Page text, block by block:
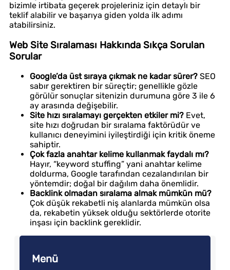
bizimle irtibata geçerek projeleriniz için detaylı bir
teklif alabilir ve başarıya giden yolda ilk adımı
atabilirsiniz.
Web Site Sıralaması Hakkında Sıkça Sorulan
Sorular
Google’da üst sıraya çıkmak ne kadar sürer? SEO
sabır gerektiren bir süreçtir; genellikle gözle
görülür sonuçlar sitenizin durumuna göre 3 ile 6
ay arasında değişebilir.
Site hızı sıralamayı gerçekten etkiler mi? Evet,
site hızı doğrudan bir sıralama faktörüdür ve
kullanıcı deneyimini iyileştirdiği için kritik öneme
sahiptir.
Çok fazla anahtar kelime kullanmak faydalı mı?
Hayır, “keyword stuffing” yani anahtar kelime
doldurma, Google tarafından cezalandırılan bir
yöntemdir; doğal bir dağılım daha önemlidir.
Backlink olmadan sıralama almak mümkün mü?
Çok düşük rekabetli niş alanlarda mümkün olsa
da, rekabetin yüksek olduğu sektörlerde otorite
inşası için backlink gereklidir.
Menü